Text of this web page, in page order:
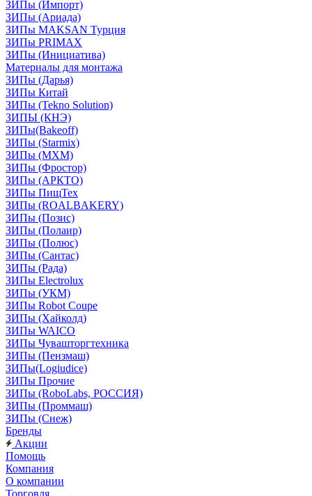
ЗИПы (Импорт)
ЗИПы (Ариада)
ЗИПы MAKSAN Турция
ЗИПы PRIMAX
ЗИПы (Инициатива)
Материалы для монтажа
ЗИПы (Дарья)
ЗИПы Китай
ЗИПы (Tekno Solution)
ЗИПЫ (КНЭ)
ЗИПы(Bakeoff)
ЗИПы (Starmix)
ЗИПы (МХМ)
ЗИПы (Фростор)
ЗИПы (АРКТО)
ЗИПы ПищТех
ЗИПы (ROALBAKERY)
ЗИПы (Позис)
ЗИПы (Полаир)
ЗИПы (Полюс)
ЗИПы (Сантас)
ЗИПы (Рада)
ЗИПы Electrolux
ЗИПы (УКМ)
ЗИПы Robot Coupe
ЗИПы (Хайколд)
ЗИПы WAICO
ЗИПы Чувашторгтехника
ЗИПы (Пензмаш)
ЗИПы(Logiudice)
ЗИПы Прочие
ЗИПы (RoboLabs, РОССИЯ)
ЗИПы (Проммаш)
ЗИПы (Снеж)
Бренды
Акции
Помощь
Компания
О компании
Торговля